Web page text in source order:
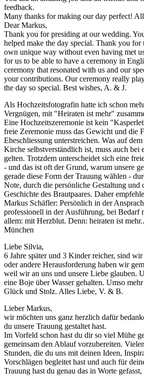
feedback.
Many thanks for making our day perfect!
Dear Markus,
Thank you for presiding at our wedding.
helped make the day special. Thank you
own unique way without even having met
for us to be able to have a ceremony in
ceremony that resonated with us and our
your contributions. Our ceremony really
the day so special. Best wishes, A. & J.
Als Hochzeitsfotografin hatte ich schon
Vergnügen, mit "Heiraten ist mehr"
Eine Hochzeitszeremonie ist kein
freie Zeremonie muss das Gewicht und die
Eheschliessung unterstreichen. Was auf
Kirche selbstverständlich ist, muss auch bei
gelten. Trotzdem unterscheidet sich eine
- und das ist oft der Grund, warum unsere
gerade diese Form der Trauung wählen -
Note, durch die persönliche Gestaltung und
Geschichte des Brautpaares. Daher
Markus Schäfler: Persönlich in der
professionell in der Ausführung, bei Bedarf
allem: mit Herzblut. Denn: heiraten ist
München
Liebe Silvia,
6 Jahre später und 3 Kinder reicher, sind
oder andere Herausforderung haben wir
weil wir an uns und unsere Liebe glauben.
eine Boje über Wasser gehalten. Umso
Glück und Stolz. Alles Liebe, V. & B.
Lieber Markus,
wir möchten uns ganz herzlich dafür
du unsere Trauung gestaltet hast.
Im Vorfeld schon hast du dir so viel Mühe
gemeinsam den Ablauf vorzubereiten.
Stunden, die du uns mit deinen Ideen,
Vorschlägen begleitet hast und auch für
Trauung hast du genau das in Worte gefasst,